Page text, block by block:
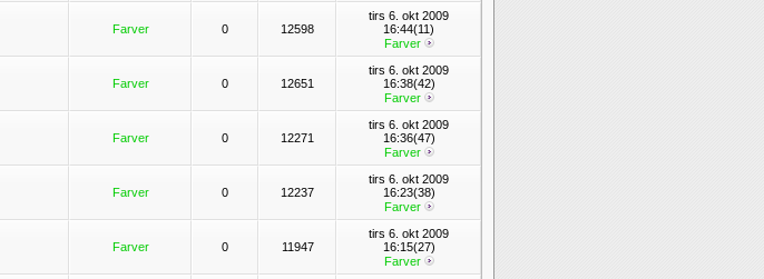
Farver 0 12598
tirs 6. okt 2009
16:44(11)
Farver
Farver 0 12651
tirs 6. okt 2009
16:38(42)
Farver
Farver 0 12271
tirs 6. okt 2009
16:36(47)
Farver
Farver 0 12237
tirs 6. okt 2009
16:23(38)
Farver
Farver 0 11947
tirs 6. okt 2009
16:15(27)
Farver